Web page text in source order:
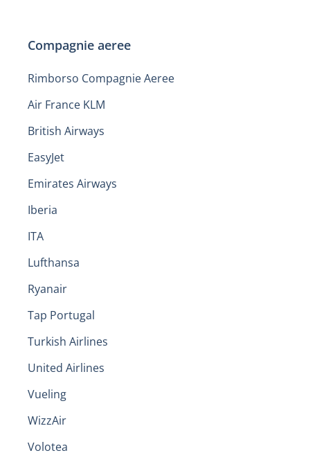
Compagnie aeree
Rimborso Compagnie Aeree
Air France KLM
British Airways
EasyJet
Emirates Airways
Iberia
ITA
Lufthansa
Ryanair
Tap Portugal
Turkish Airlines
United Airlines
Vueling
WizzAir
Volotea